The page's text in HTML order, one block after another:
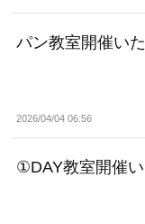
パン教室開催い
2026/04/04 06:56
①DAY教室開催